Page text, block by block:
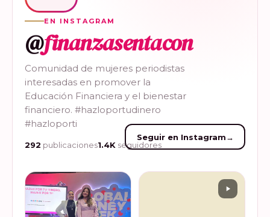
EN INSTAGRAM
@finanzasentacon
Comunidad de mujeres periodistas
interesadas en promover la
Educación Financiera y el bienestar
financiero. #hazloportudinero
#hazloporti
292 publicaciones1.4K seguidores
Seguir en Instagram→